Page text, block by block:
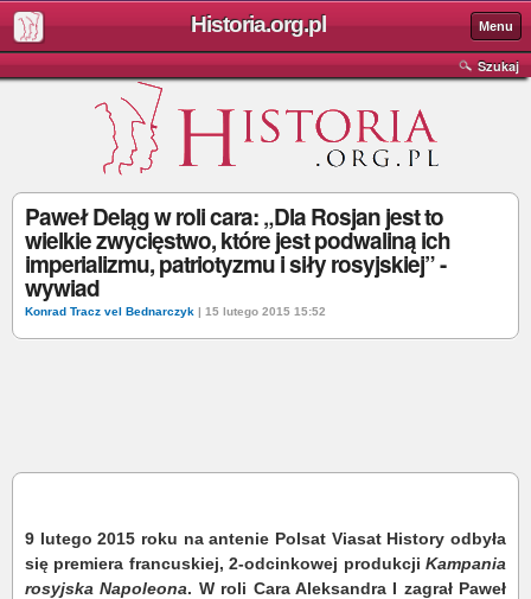
Historia.org.pl Menu
Szukaj
Paweł Deląg w roli cara: „Dla Rosjan jest to
wielkie zwycięstwo, które jest podwaliną ich
imperializmu, patriotyzmu i siły rosyjskiej” -
wywiad
Konrad Tracz vel Bednarczyk | 15 lutego 2015 15:52
9 lutego 2015 roku na antenie Polsat Viasat History odbyła
się premiera francuskiej, 2-odcinkowej produkcji Kampania
rosyjska Napoleona. W roli Cara Aleksandra I zagrał Paweł